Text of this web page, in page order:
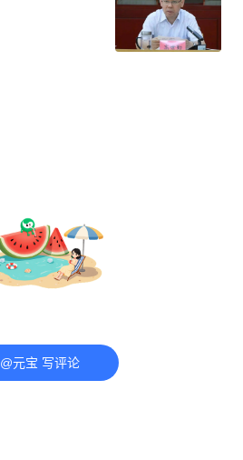
@元宝 写评论